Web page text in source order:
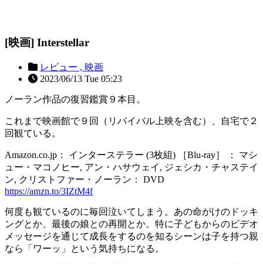
[映画] Interstellar
レビュー , 映画
2023/06/13 Tue 05:23
ノーラン作品の復習鑑賞９本目。
これまで映画館で９回（リバイバル上映を含む）、自宅で２
回観ている。
Amazon.co.jp： インターステラー (3枚組) ［Blu-ray］ ： マシ
ュー・マコノヒー, アン・ハサウェイ, ジェシカ・チャステイ
ン, クリストファー・ノーラン： DVD
https://amzn.to/3IZtM4f
何度も観ているのに毎回泣いてしまう。あの命がけのドッキ
ングとか、最後の娘との再開とか。特に子どもからのビデオ
メッセージを通じて成長をするのを知るシーンは子を持つ親
なら「ワーッ」という気持ちになる。